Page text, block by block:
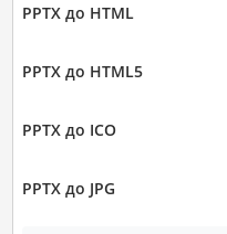
PPTX до HTML
PPTX до HTML5
PPTX до ICO
PPTX до JPG